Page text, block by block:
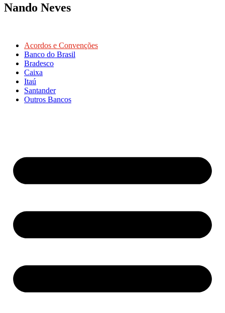
Nando Neves
Acordos e Convenções
Banco do Brasil
Bradesco
Caixa
Itaú
Santander
Outros Bancos